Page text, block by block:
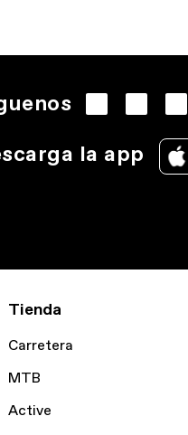
la app
Tienda
Carretera
MTB
Active